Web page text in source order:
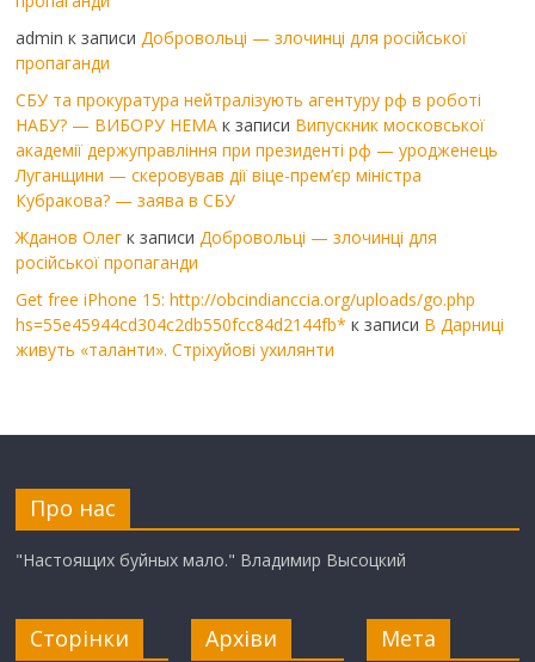
admin к записиДобровольці — злочинці для російської
пропаганди
СБУ та прокуратура нейтралізують агентуру рф в роботі
НАБУ? — ВИБОРУ НЕМА к записи Випускник московської
академії держуправління при президенті рф — уродженець
Луганщини — скеровував дії віце-прем’єр міністра
Кубракова? — заява в СБУ
Жданов Олег к записиДобровольці — злочинці для
російської пропаганди
Get free iPhone 15: http://obcindianccia.org/uploads/go.php
hs=55e45944cd304c2db550fcc84d2144fb* к записи В Дарниці
живуть «таланти». Стріхуйові ухилянти
Про нас
"Настоящих буйных мало." Владимир Высоцкий
Сторінки Архіви Мета